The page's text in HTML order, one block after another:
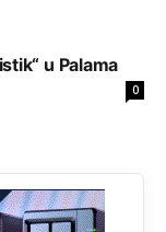
u Palama
0